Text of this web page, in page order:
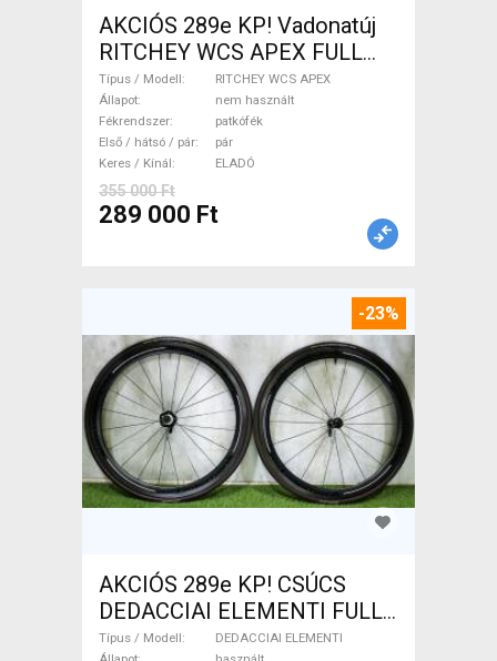
AKCIÓS 289e KP! Vadonatúj
RITCHEY WCS APEX FULL
CARBON kerékszett RITCHEY
WCS APEX Országúti / Gravel
/ Triatlon Alkatrész, Országúti
Kerék / Felni / Gumi nem
használt ELADÓ
Típus / Modell
RITCHEY WCS APEX
Állapot
nem használt
Fékrendszer
patkófék
Első / hátsó / pár
pár
Keres / Kínál
ELADÓ
355 000 Ft
289 000 Ft
-23%
AKCIÓS 289e KP! CSÚCS
DEDACCIAI ELEMENTI FULL
CARBON 45 TUBULAR
Típus / Modell
DEDACCIAI ELEMENTI